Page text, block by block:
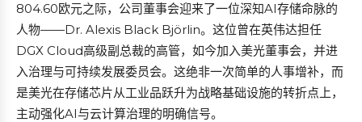
804.60欧元之际，公司董事会迎来了一位深知AI存储命脉的
人物——Dr. Alexis Black Björlin。这位曾在英伟达担任
DGX Cloud高级副总裁的高管，如今加入美光董事会，并进
入治理与可持续发展委员会。这绝非一次简单的人事增补，而
是美光在存储芯片从工业品跃升为战略基础设施的转折点上，
主动强化AI与云计算治理的明确信号。